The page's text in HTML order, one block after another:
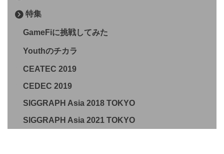
特集
GameFiに挑戦してみた
Youthのチカラ
CEATEC 2019
CEDEC 2019
SIGGRAPH Asia 2018 TOKYO
SIGGRAPH Asia 2021 TOKYO